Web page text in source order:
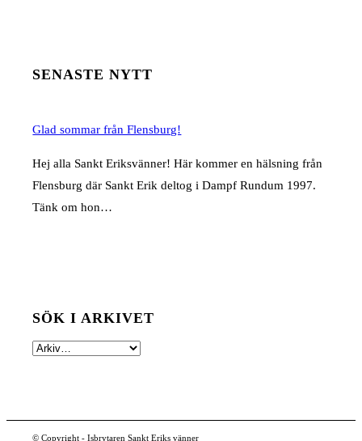
SENASTE NYTT
Glad sommar från Flensburg!
Hej alla Sankt Eriksvänner! Här kommer en hälsning från
Flensburg där Sankt Erik deltog i Dampf Rundum 1997.
Tänk om hon…
SÖK I ARKIVET
© Copyright - Isbrytaren Sankt Eriks vänner